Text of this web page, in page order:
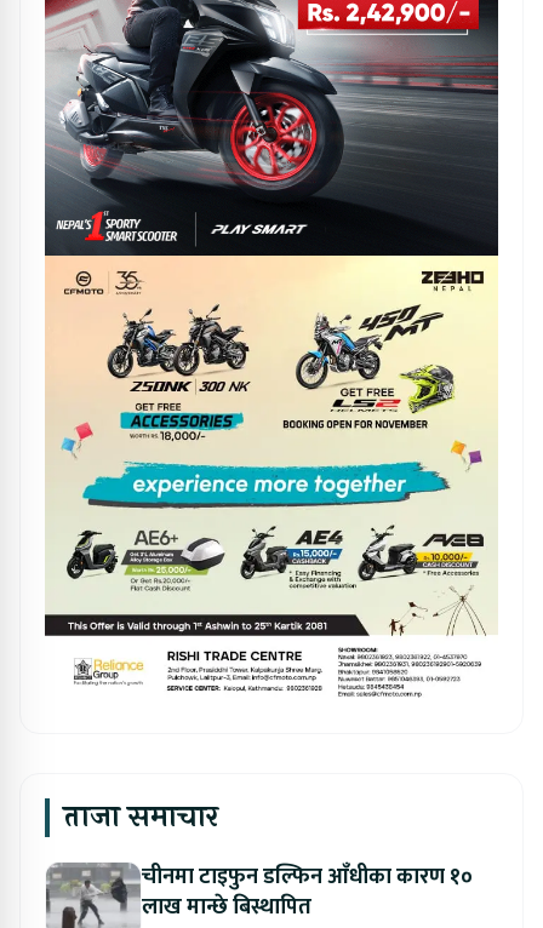
ताजा समाचार
चीनमा टाइफुन डल्फिन आँधीका कारण १०
लाख मान्छे बिस्थापित